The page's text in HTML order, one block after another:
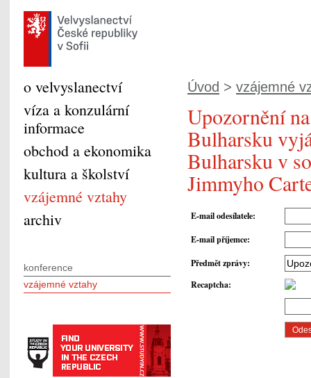
Úvod > vzájemné
Upozornění
Bulharsku
Bulharsku v
Jimmyho
E-mail odesílatele:
E-mail příjemce:
Předmět zprávy:
Recaptcha:
o velvyslanectví
víza a konzulární
informace
obchod a ekonomika
kultura a školství
vzájemné vztahy
archiv
konference
vzájemné vztahy